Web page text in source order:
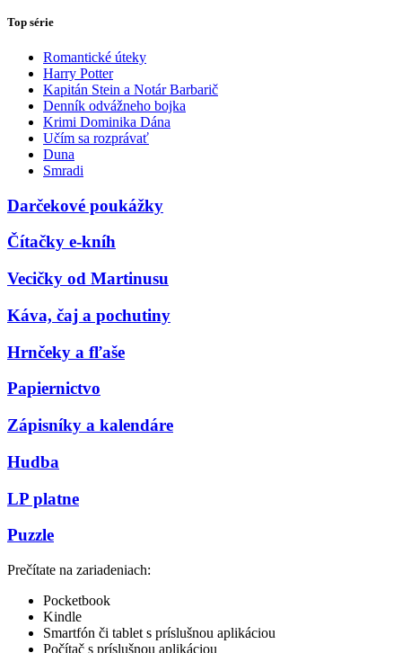
Top série
Romantické úteky
Harry Potter
Kapitán Stein a Notár Barbarič
Denník odvážneho bojka
Krimi Dominika Dána
Učím sa rozprávať
Duna
Smradi
Darčekové poukážky
Čítačky e-kníh
Vecičky od Martinusu
Káva, čaj a pochutiny
Hrnčeky a fľaše
Papiernictvo
Zápisníky a kalendáre
Hudba
LP platne
Puzzle
Prečítate na zariadeniach:
Pocketbook
Kindle
Smartfón či tablet s príslušnou aplikáciou
Počítač s príslušnou aplikáciou